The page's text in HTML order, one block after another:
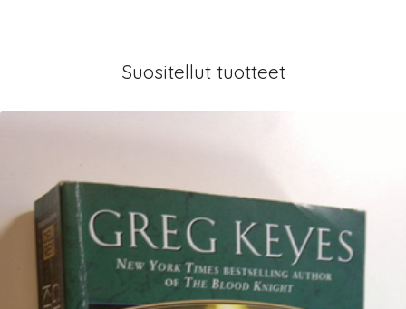
Suositellut tuotteet